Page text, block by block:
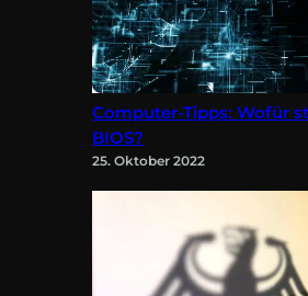
Computer-Tipps: Wofür
BIOS?
25. Oktober 2022